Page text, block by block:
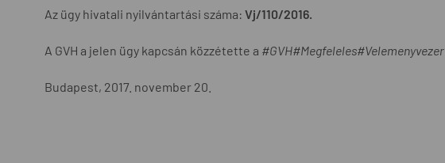
Az ügy hivatali nyilvántartási száma: Vj/110/2016.
A GVH a jelen ügy kapcsán közzétette a #GVH#Megfeleles#Velemenyvezer
Budapest, 2017. november 20.